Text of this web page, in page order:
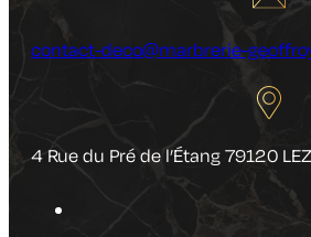
contact-deco@marbrerie-
4 Rue du Pré de l’Étang 79120